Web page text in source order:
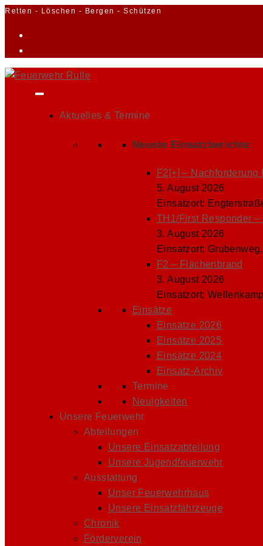
Zum
Retten - Löschen - Bergen - Schützen
Aktuelles & Termine
Neuste Einsatzberichte:
F2[+] – Nachforderung
5. August 2026
Einsatzort:
TH1/First Responder –
3. August 2026
Einsatzort:
F2 – Flächenbrand
3. August 2026
Einsatzort: Wellenkamp
Einsätze
Einsätze 2026
Einsätze 2025
Einsätze 2024
Einsatz-Archiv
Termine
Neuigkeiten
Unsere Feuerwehr
Abteilungen
Unsere Einsatzabteilung
Unsere Jugendfeuerwehr
Ausstattung
Unser Feuerwehrhaus
Unsere Einsatzfahrzeuge
Chronik
Förderverein